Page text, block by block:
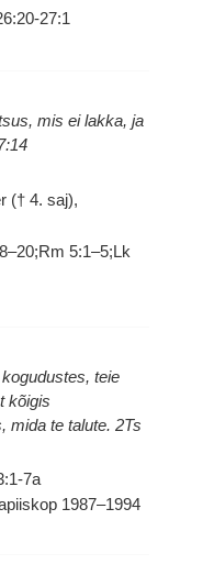
27:1
mis ei lakka, ja
(† 4. saj),
5:1–5;Lk
teie
kõigis
mida te talute. 2Ts
7a
1987–1994